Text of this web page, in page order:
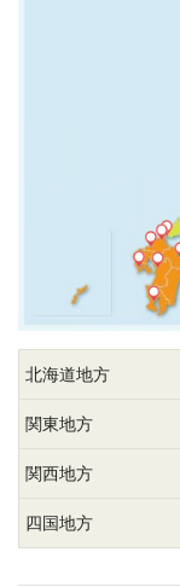
北海道地方
関東地方
関西地方
四国地方